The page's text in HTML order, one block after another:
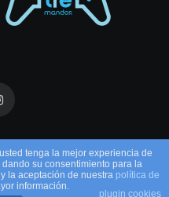
tenga la mejor experiencia de
su consentimiento para la
la aceptación de nuestra política de
información.
plugin cookies